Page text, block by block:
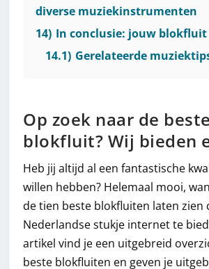
diverse muziekinstrumenten
14) In conclusie: jouw
14.1) Gerelateerde
Op zoek naar de beste
blokfluit? Wij bieden
Heb jij altijd al een fantastische
willen hebben? Helemaal mooi,
de tien beste blokfluiten laten zien
Nederlandse stukje internet te
artikel vind je een uitgebreid
beste blokfluiten en geven je